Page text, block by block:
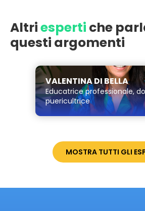
Altriesperti che
questi argomenti
VALENTINA DI BELLA
Educatrice professionale,
puericultrice
MOSTRA TUTTI GLI